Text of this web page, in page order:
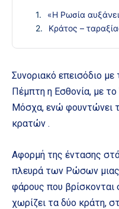
«Η Ρωσία
Κράτος –
Συνοριακό επεισόδιο
Πέμπτη η Εσθονία, με το
Μόσχα, ενώ φουντώνει
κρατών .
Αφορμή της έντασης
πλευρά των Ρώσων
φάρους που
χωρίζει τα δύο κράτη,